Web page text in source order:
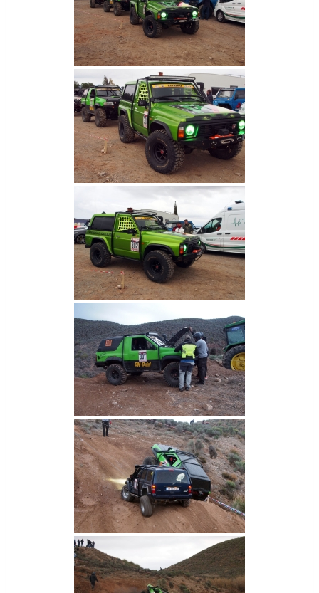
L
I
I
I
X
T
R
E
M
E
4
D
E
T
O
R
R
X
2
0
2
2
E
N
L
A
C
A
T
E
O
R
Í
A